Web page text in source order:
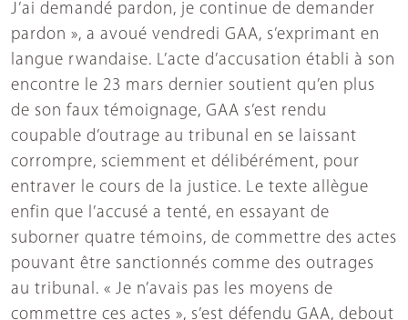
J’ai demandé pardon, je continue de demander
pardon », a avoué vendredi GAA, s’exprimant en
langue rwandaise. L’acte d’accusation établi à son
encontre le 23 mars dernier soutient qu’en plus
de son faux témoignage, GAA s’est rendu
coupable d’outrage au tribunal en se laissant
corrompre, sciemment et délibérément, pour
entraver le cours de la justice. Le texte allègue
enfin que l’accusé a tenté, en essayant de
suborner quatre témoins, de commettre des actes
pouvant être sanctionnés comme des outrages
au tribunal. « Je n’avais pas les moyens de
commettre ces actes », s’est défendu GAA, debout